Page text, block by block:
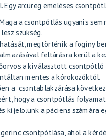
Egy arcüreg emeléses
a csontpótlás ugyanis
szükség.
megtörténik a fogíny
feltárásra kerül a
a kiválasztott
mentes a kórokozóktól.
a csontablak zárása
hogy a csontpótlás
kijelölünk a páciens
csontpótlása, ahol a